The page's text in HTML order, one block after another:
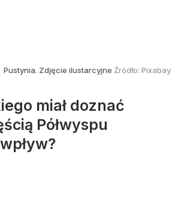
Pustynia. Zdjęcie ilustarcyjne Źródło: Pixabay
miał doznać
Półwyspu